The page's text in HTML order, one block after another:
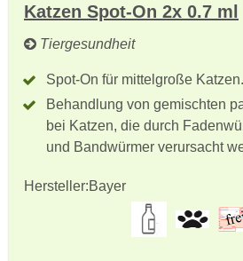
Katzen Spot-On 2x 0.7 ml
Tiergesundheit
Spot-On für mittelgroße Katzen.
Behandlung von gemischten
bei Katzen, die durch
und Bandwürmer verursacht
Hersteller:Bayer